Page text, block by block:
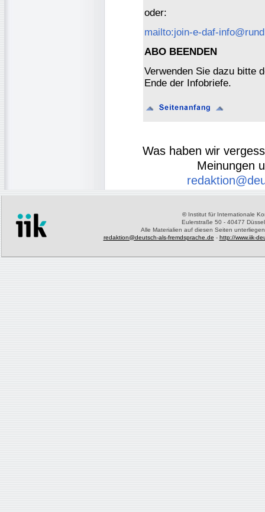
oder:
mailto:join-e-daf-
ABO BEENDEN
Verwenden Sie dazu bitte
Ende der Infobriefe.
Was haben wir
Meinungen
©Institut für Internationale
Eulerstraße 50 - 40477
Alle Materialien auf diesen Seiten
redaktion@deutsch-als-fremdsprache.de - http://www.iik-